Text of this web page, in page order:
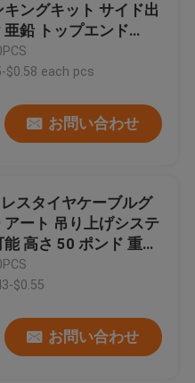
キングキット サイド出
亜鉛 トップエンド
径
$0.58 each pcs
お問い合わせ
スタイヤケーブルグ
アート 吊り上げシステ
高さ 50 ポンド 重量
$0.55
お問い合わせ